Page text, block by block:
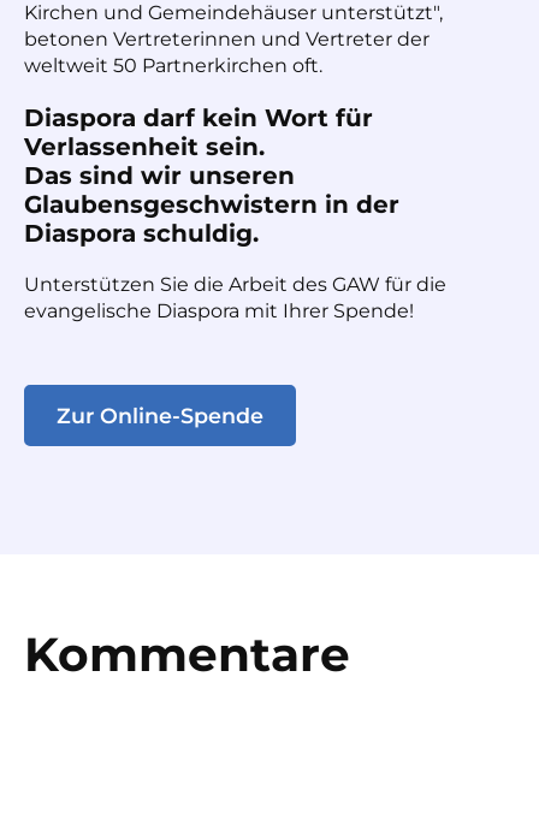
Kirchen und Gemeindehäuser unterstützt",
betonen Vertreterinnen und Vertreter der
weltweit 50 Partnerkirchen oft.
Diaspora darf kein Wort für
Verlassenheit sein.
Das sind wir unseren
Glaubensgeschwistern in der
Diaspora schuldig.
Unterstützen Sie die Arbeit des GAW für die
evangelische Diaspora mit Ihrer Spende!
Zur Online-Spende
Kommentare